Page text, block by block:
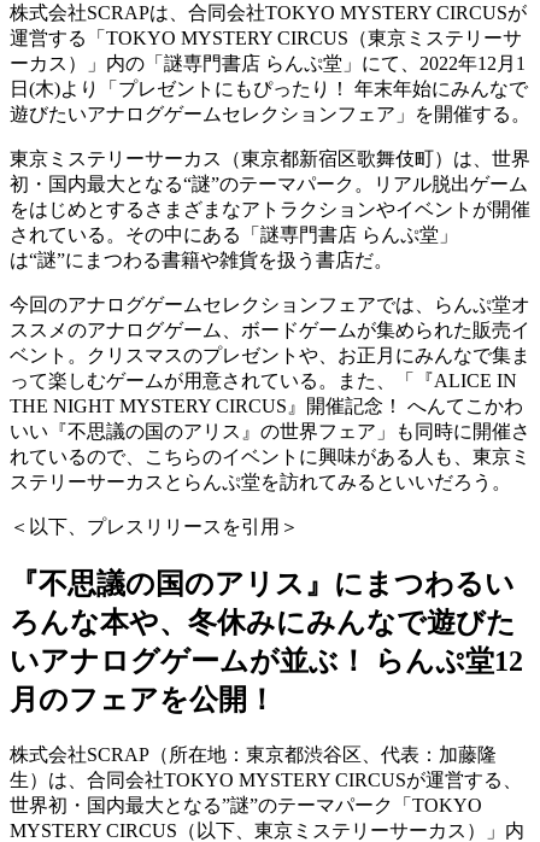
株式会社SCRAPは、合同会社TOKYO MYSTERY CIRCUSが
運営する「TOKYO MYSTERY CIRCUS（東京ミステリーサ
ーカス）」内の「謎専門書店 らんぷ堂」にて、2022年12月1
日(木)より「プレゼントにもぴったり！ 年末年始にみんなで
遊びたいアナログゲームセレクションフェア」を開催する。
東京ミステリーサーカス（東京都新宿区歌舞伎町）は、世界
初・国内最大となる“謎”のテーマパーク。リアル脱出ゲーム
をはじめとするさまざまなアトラクションやイベントが開催
されている。その中にある「謎専門書店 らんぷ堂」
は“謎”にまつわる書籍や雑貨を扱う書店だ。
今回のアナログゲームセレクションフェアでは、らんぷ堂オ
ススメのアナログゲーム、ボードゲームが集められた販売イ
ベント。クリスマスのプレゼントや、お正月にみんなで集ま
って楽しむゲームが用意されている。また、「『ALICE IN
THE NIGHT MYSTERY CIRCUS』開催記念！ へんてこかわ
いい『不思議の国のアリス』の世界フェア」も同時に開催さ
れているので、こちらのイベントに興味がある人も、東京ミ
ステリーサーカスとらんぷ堂を訪れてみるといいだろう。
＜以下、プレスリリースを引用＞
『不思議の国のアリス』にまつわるい
ろんな本や、冬休みにみんなで遊びた
いアナログゲームが並ぶ！ らんぷ堂12
月のフェアを公開！
株式会社SCRAP（所在地：東京都渋谷区、代表：加藤隆
生）は、合同会社TOKYO MYSTERY CIRCUSが運営する、
世界初・国内最大となる”謎”のテーマパーク「TOKYO
MYSTERY CIRCUS（以下、東京ミステリーサーカス）」内